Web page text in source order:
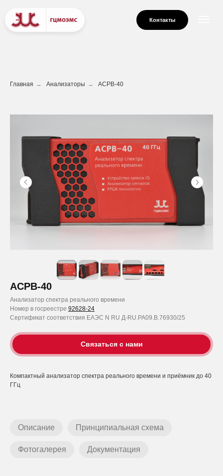
Контакты
Главная → Анализаторы → АСРВ-40
АСРВ-40
Анализатор спектра реального времени
Номер в госреестре 92628-24
Сертификат соответствия ЕАЭС N RU Д-RU.РА09.В.76930/25
Связаться с нами
Компактный анализатор спектра реального времени и приёмник до 40
ГГц
Описание Принципиальная схема
Фотогалерея Документация